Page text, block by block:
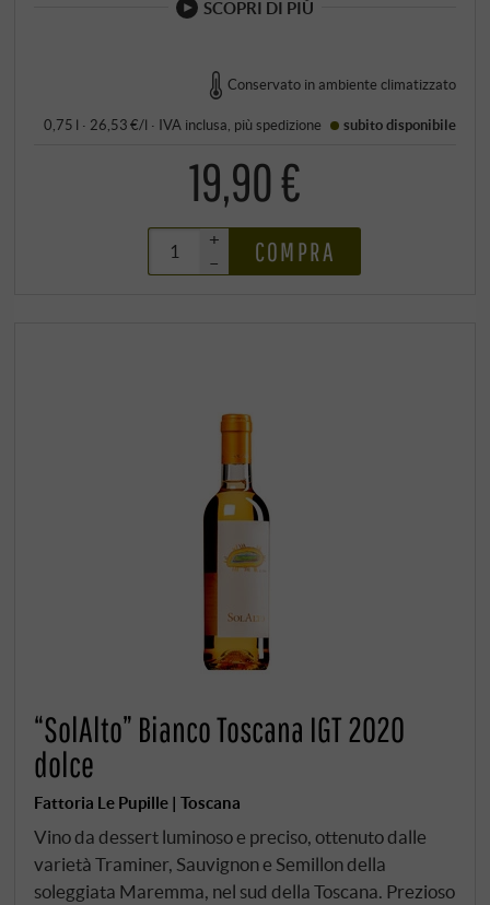
SCOPRI DI PIÙ
Conservato in ambiente climatizzato
0,75 l · 26,53 €/l · IVA inclusa , piùspedizione subito disponibile
19,90 €
+
–
COMPRA
“SolAlto” Bianco Toscana IGT 2020
dolce
Fattoria Le Pupille | Toscana
Vino da dessert luminoso e preciso, ottenuto dalle
varietà Traminer, Sauvignon e Semillon della
soleggiata Maremma, nel sud della Toscana. Prezioso